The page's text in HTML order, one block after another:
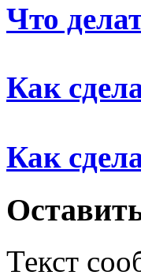
Что
Как
Как
Текст